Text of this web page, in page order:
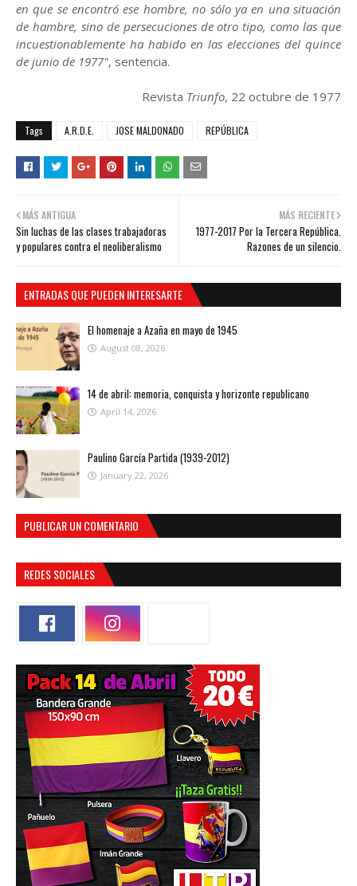
en que se encontró ese hombre, no sólo ya en una situación
de hambre, sino de persecuciones de otro tipo, como las que
incuestionablemente ha habido en las elecciones del quince
de junio de 1977", sentencia.
Revista Triunfo, 22 octubre de 1977
Tags A.R.D.E. JOSE MALDONADO REPÚBLICA
MÁS RECIENTE
1977-2017 Por la Tercera República.
Razones de un silencio.
MÁS ANTIGUA
Sin luchas de las clases trabajadoras
y populares contra el neoliberalismo
ENTRADAS QUE PUEDEN INTERESARTE
El homenaje a Azaña en mayo de 1945
August 08, 2026
14 de abril: memoria, conquista y horizonte republicano
April 14, 2026
Paulino García Partida (1939-2012)
January 22, 2026
PUBLICAR UN COMENTARIO
REDES SOCIALES